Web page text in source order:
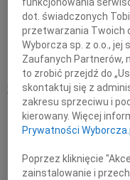
Z wielkim smutkiem żegnamy
Kusaka Przewodniczącego
latach 2006 - 2014 Radnego
w latach 2006 - 2018
16.09.2022 BIAŁYSTOK
Wyrazy współczucia Pani
Ostrowskiej z powodu śmierci
przyjaciele z Warszawy
dot. świadczonych
przetwarzania Twoich
Wyborcza sp. z o.o., jej
Zaufanych Partnerów,
to zrobić przejdź do
skontaktuj się z
zakresu sprzeciwu i
kierowany. Więcej
Prywatności
Poprzez kliknięcie
zainstalowanie i